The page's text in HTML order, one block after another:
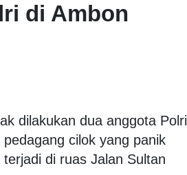
di Ambon
dilakukan dua anggota Polri
cilok yang panik
di ruas Jalan Sultan